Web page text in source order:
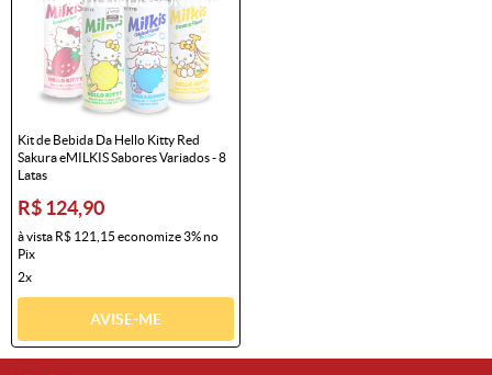
Kit de Bebida Da Hello Kitty Red
Sakura eMILKIS Sabores Variados - 8
Latas
R$ 124,90
à vista R$ 121,15 economize3%no
Pix
2x
AVISE-ME